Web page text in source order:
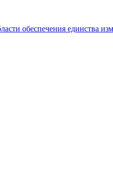
обеспечения единства